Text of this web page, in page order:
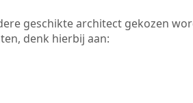
geschikte architect gekozen
denk hierbij aan: